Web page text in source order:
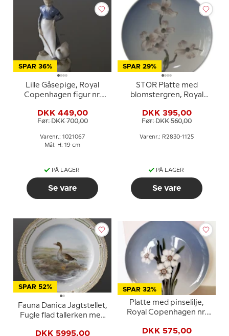
SPAR 36%
Lille Gåsepige, Royal
Copenhagen figur nr.
DKK 449,00
Før: DKK 700,00
Varenr.: 1021067
Mål: H: 19 cm
PÅ LAGER
Se vare
SPAR 29%
STOR Platte med
blomstergren, Royal
1125
DKK 395,00
Før: DKK 560,00
Varenr.: R2830-1125
PÅ LAGER
Se vare
SPAR 52%
Fauna Danica Jagtstellet,
Fugle flad tallerken med
DKK 5995,00
SPAR 32%
Platte med pinselilje,
Royal Copenhagen nr.
DKK 575,00